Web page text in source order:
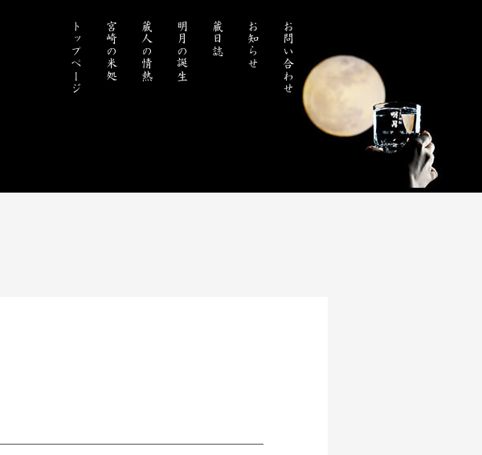
トップページ 宮崎の米処 蔵人の情熱 明月の誕生 蔵日誌 お知らせ お問い合わせ